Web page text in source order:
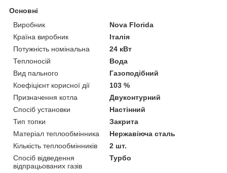
Основні
Виробник
Nova Florida
Країна виробник
Італія
Потужність номінальна
24 кВт
Теплоносій
Вода
Вид пального
Газоподібний
Коефіцієнт корисної дії
103 %
Призначення котла
Двуконтурний
Спосіб установки
Настінний
Тип топки
Закрита
Матеріал теплообмінника
Нержавіюча сталь
Кількість теплообмінників
2 шт.
Спосіб відведення
відпрацьованих газів
Турбо